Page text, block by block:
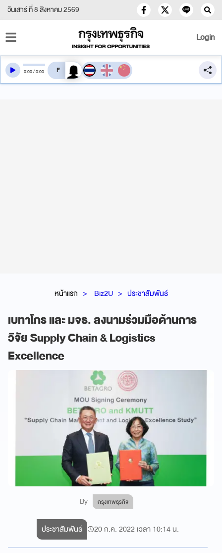
วันเสาร์ ที่ 8 สิงหาคม 2569
Login
หน้าแรก Biz2U ประชาสัมพันธ์
เบทาโกร และ มจธ. ลงนามร่วมมือด้านการ
วิจัย Supply Chain & Logistics
Excellence
By กรุงเทพธุรกิจ
0:00/0:00 สลับเสียงอ่าน
ประชาสัมพันธ์ 20 ก.ค. 2022 เวลา 10:14 น.